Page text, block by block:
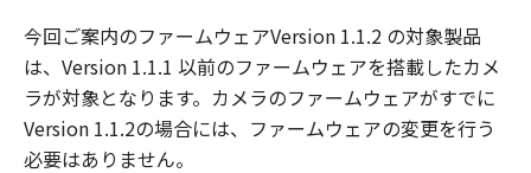
客様に譲渡あるいは許諾されるものではあ
りません。
(3) 「許諾ソフトウェア」には、オープン
ソースソフトウェアが含まれております。
かかるオープンソースソフトウェアに対し
今回ご案内のファームウェアVersion 1.1.2 の対象製品
は、Version 1.1.1 以前のファームウェアを搭載したカメ
ラが対象となります。カメラのファームウェアがすでに
Version 1.1.2の場合には、ファームウェアの変更を行う
必要はありません。